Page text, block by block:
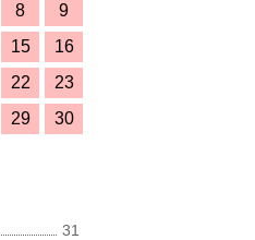
8
9
15
16
22
23
29
30
31